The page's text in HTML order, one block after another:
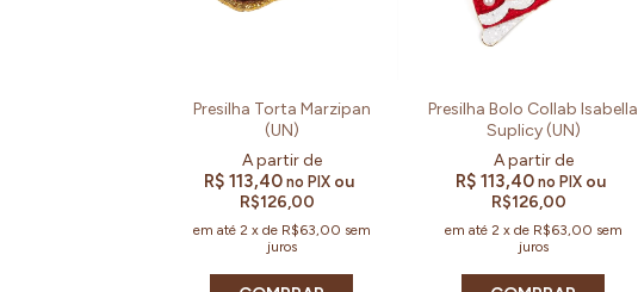
Presilha Torta Marzipan
(UN)
R$ 113,40 no PIX ou
R$126,00
em até 2 x de R$63,00 sem
juros
Presilha Bolo Collab Isabella
Suplicy (UN)
R$ 113,40 no PIX ou
R$126,00
em até 2 x de R$63,00 sem
juros